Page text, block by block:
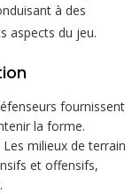
à des
aspects du jeu.
fournissent
la forme.
Les milieux de terrain
et offensifs,